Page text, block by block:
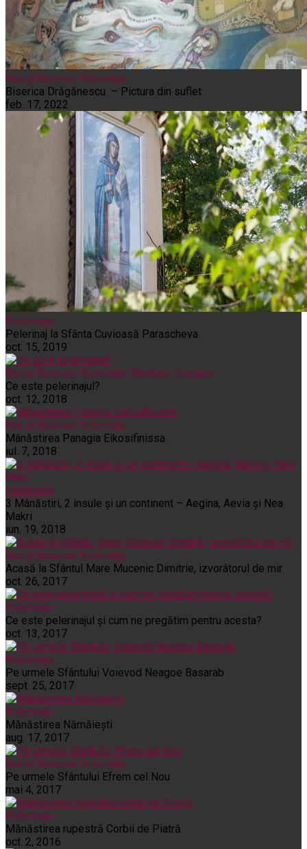
Noi și Biserica Pelerinaje
Biserica Drăgănescu – Pictura din suflet
feb. 17, 2022
Pelerinaje
Pelerinaj la Sfânta Cuvioasă Parascheva
oct. 15, 2019
Noi și Biserica Pelerinaje Rânduieli liturgice
Ce este pelerinajul?
oct. 12, 2018
Noi și Biserica Pelerinaje
Mânăstirea Panagia Eikosifinissa
iul. 7, 2018
Pelerinaje
3 Mânăstiri, 2 insule și un continent – Aegina, Aevia și Nea
Makri
iun. 19, 2018
Noi și Biserica Pelerinaje
Acasă la Sfântul Mare Mucenic Dimitrie, izvorâtorul de mir
oct. 26, 2017
Pelerinaje
Ce este pelerinajul şi cum ne pregătim pentru acesta?
oct. 13, 2017
Pelerinaje
Pe urmele Sfântului Voievod Neagoe Basarab
sept. 25, 2017
Pelerinaje
Mănăstirea Nămăiești
aug. 17, 2017
Noi și Biserica Pelerinaje
Pe urmele Sfântului Efrem cel Nou
mai 4, 2017
Pelerinaje
Mănăstirea rupestră Corbii de Piatră
oct. 2, 2016